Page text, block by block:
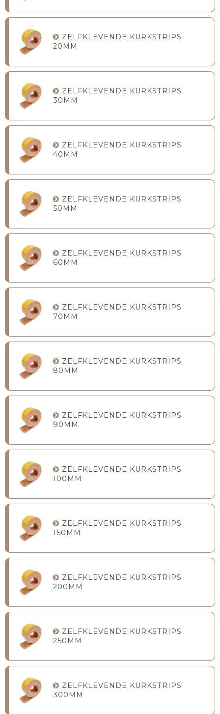
ZELFKLEVENDE KURKSTRIPS
20MM
ZELFKLEVENDE KURKSTRIPS
30MM
ZELFKLEVENDE KURKSTRIPS
40MM
ZELFKLEVENDE KURKSTRIPS
50MM
ZELFKLEVENDE KURKSTRIPS
60MM
ZELFKLEVENDE KURKSTRIPS
70MM
ZELFKLEVENDE KURKSTRIPS
80MM
ZELFKLEVENDE KURKSTRIPS
90MM
ZELFKLEVENDE KURKSTRIPS
100MM
ZELFKLEVENDE KURKSTRIPS
150MM
ZELFKLEVENDE KURKSTRIPS
200MM
ZELFKLEVENDE KURKSTRIPS
250MM
ZELFKLEVENDE KURKSTRIPS
300MM